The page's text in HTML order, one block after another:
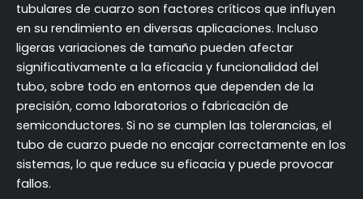
tubulares de cuarzo son factores críticos que influyen
en su rendimiento en diversas aplicaciones. Incluso
ligeras variaciones de tamaño pueden afectar
significativamente a la eficacia y funcionalidad del
tubo, sobre todo en entornos que dependen de la
precisión, como laboratorios o fabricación de
semiconductores. Si no se cumplen las tolerancias, el
tubo de cuarzo puede no encajar correctamente en los
sistemas, lo que reduce su eficacia y puede provocar
fallos.